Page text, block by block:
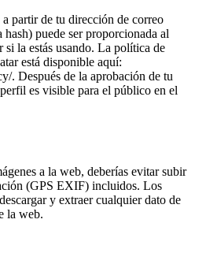
partir de tu dirección de correo
puede ser proporcionada al
la estás usando. La política de
está disponible aquí:
. Después de la aprobación de tu
es visible para el público en el
a la web, deberías evitar subir
(GPS EXIF) incluidos. Los
y extraer cualquier dato de
la web.